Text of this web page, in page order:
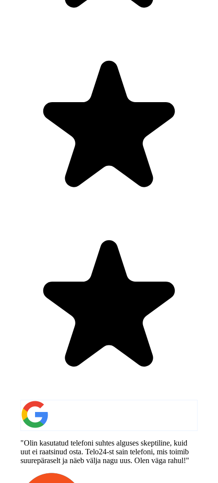
"Olin kasutatud telefoni suhtes alguses skeptiline, kuid
uut ei raatsinud osta. Telo24-st sain telefoni, mis toimib
suurepäraselt ja näeb välja nagu uus. Olen väga rahul!"